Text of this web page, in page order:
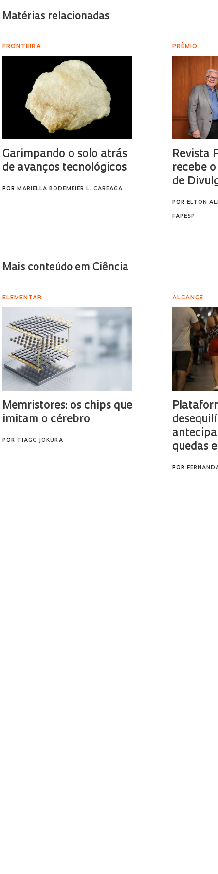
Matérias relacionadas
FRONTEIRA
Garimpando o solo atrás
de avanços tecnológicos
POR MARIELLA BODEMEIER L. CAREAGA
PRÊMIO
Revista
recebe o
de
PORELTON
FAPESP
Mais conteúdo em Ciência
ELEMENTAR
Memristores: os chips que
imitam o cérebro
POR TIAGO JOKURA
ALCANCE
quedas
POR